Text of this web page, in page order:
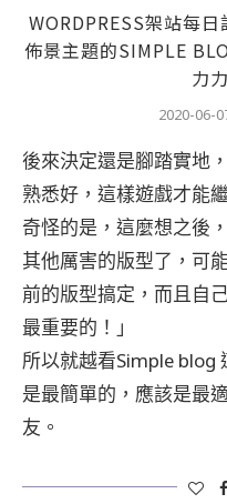
WORDPRESS架站每
佈景主題的SIMPLE
力
2020-06-
後來決定還是腳踏實地
熟悉好，這樣遊戲才能
奇怪的是，這麼想之後
其他厲害的版型了，可
前的版型搞定，而且自
最重要的！」
所以就越看Simple blog
是最簡單的，應該是最
友。